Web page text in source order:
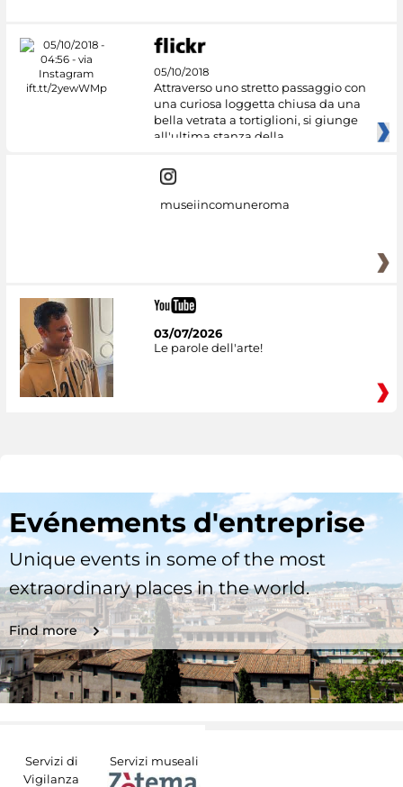
05/10/2018
Attraverso uno stretto passaggio con
una curiosa loggetta chiusa da una
bella vetrata a tortiglioni, si giunge
all'ultima stanza della
museiincomuneroma
03/07/2026
Le parole dell'arte!
Evénements d'entreprise
Unique events in some of the most
extraordinary places in the world.
Find more
Servizi di
Vigilanza
Servizi museali